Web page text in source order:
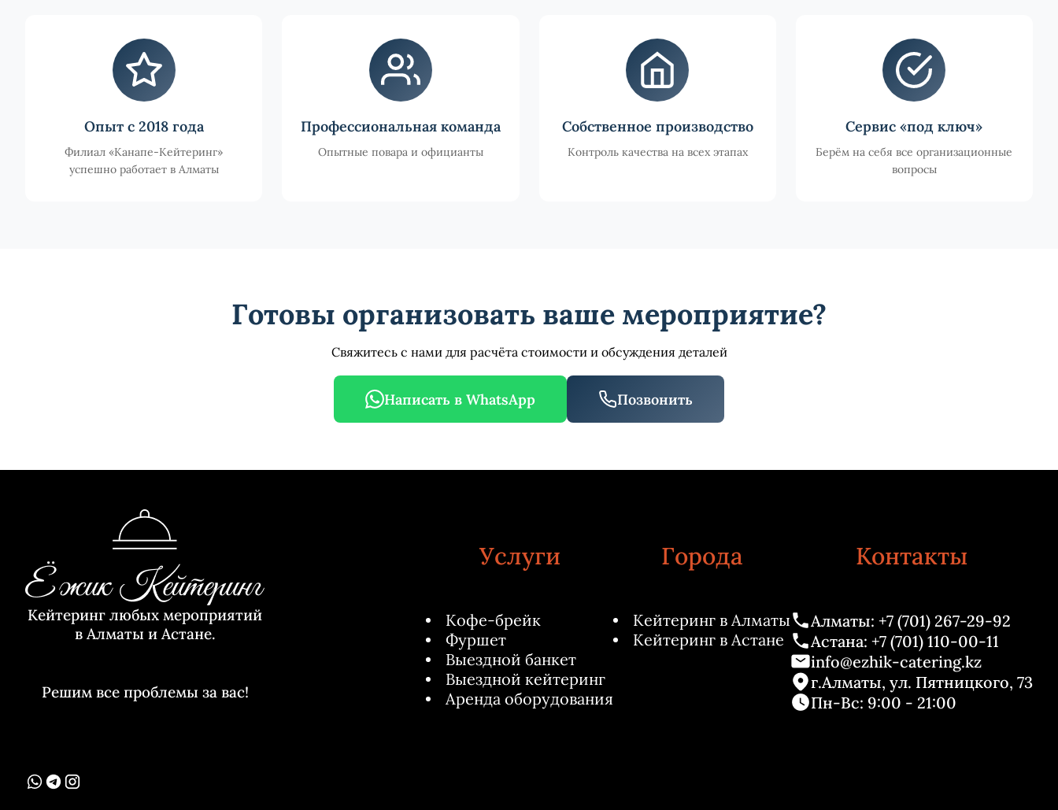
Опыт с 2018 года
Филиал «Канапе-Кейтеринг»
успешно работает в Алматы
Профессиональная команда
Опытные повара и официанты
Собственное производство
Контроль качества на всех этапах
Сервис «под ключ»
Берём на себя все организационные
вопросы
Готовы организовать ваше мероприятие?
Свяжитесь с нами для расчёта стоимости и обсуждения деталей
Написать в WhatsApp Позвонить
Кейтеринг любых мероприятий
в Алматы и Астане.
Решим все проблемы за вас!
Услуги
Кофе-брейк
Фуршет
Выездной банкет
Выездной кейтеринг
Аренда оборудования
Города
Кейтеринг в Алматы
Кейтеринг в Астане
Контакты
Алматы: +7 (701) 267-29-92
Астана: +7 (701) 110-00-11
info@ezhik-catering.kz
г.Алматы, ул. Пятницкого, 73
Пн-Вс: 9:00 - 21:00